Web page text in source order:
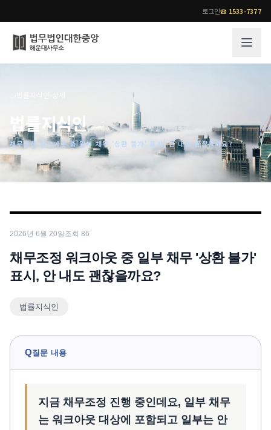
로그인☎ 1533-7377
오시는 길
통합검색
기업 인사이트
사례분석/최신동향
법률지식인
업무분야
전체
소식/자료
공지사항
뉴스레터/브로슈어
법률지식인
채무조정 워크아웃 중 일부 채무 '상환 불가' 표시, 안 내도 괜찮을까요?
2026년 6월 20일 조회 86
채무조정 워크아웃 중 일부 채무 '상환 불가'
표시, 안 내도 괜찮을까요?
법률지식인
Q질문 내용
지금 채무조정 진행 중인데요, 일부 채무
는 워크아웃 대상에 포함되고 일부는 안